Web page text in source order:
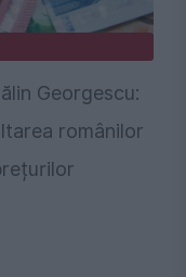
Georgescu:
românilor